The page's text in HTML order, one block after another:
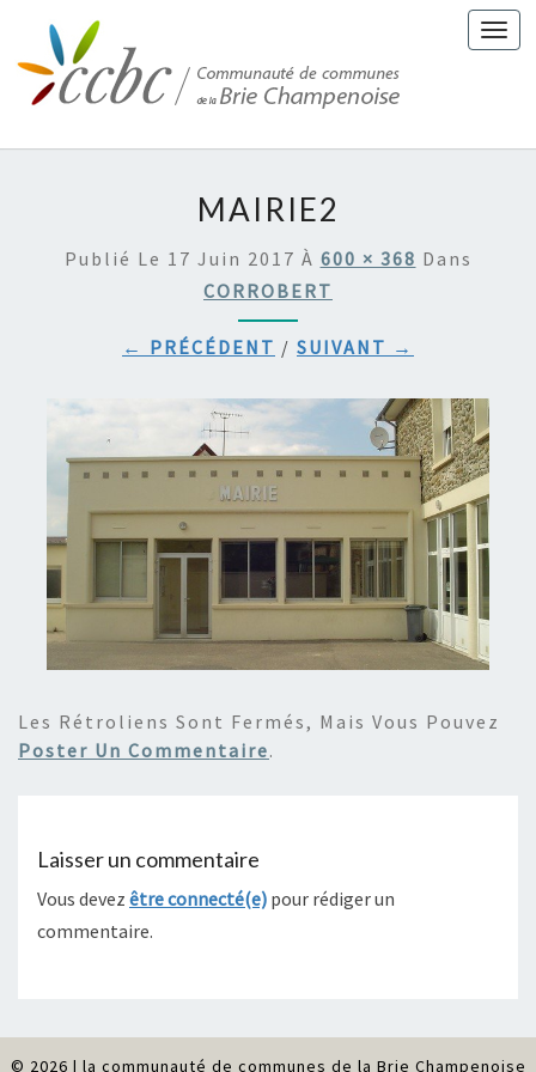
MAIRIE2
Publié Le 17 Juin 2017 À 600 × 368 Dans
CORROBERT
← PRÉCÉDENT / SUIVANT →
Les Rétroliens Sont Fermés, Mais Vous Pouvez
Poster Un Commentaire.
Laisser un commentaire
Vous devez être connecté(e) pour rédiger un
commentaire.
© 2026 | la communauté de communes de la Brie Champenoise